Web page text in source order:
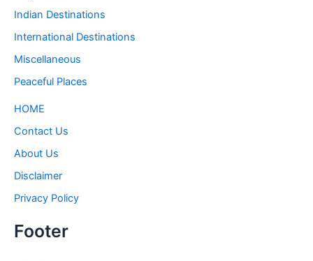
Indian Destinations
International Destinations
Miscellaneous
Peaceful Places
HOME
Contact Us
About Us
Disclaimer
Privacy Policy
Footer